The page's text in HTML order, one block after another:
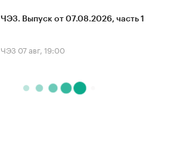
ЧЭЗ. Выпуск от 07.08.2026, часть 1
ЧЭЗ 07 авг, 19:00